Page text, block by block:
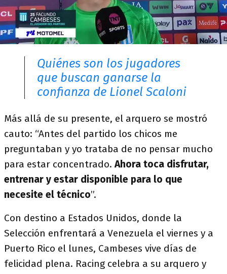
Quiénes son los jugadores
que buscan ganarse la
confianza de Lionel Scaloni
Más allá de su presente, el arquero se mostró
cauto: “Antes del partido los chicos me
preguntaban y yo trataba de no pensar mucho
para estar concentrado. Ahora toca disfrutar,
entrenar y estar disponible para lo que
necesite el técnico”.
Con destino a Estados Unidos, donde la
Selección enfrentará a Venezuela el viernes y a
Puerto Rico el lunes, Cambeses vive días de
felicidad plena. Racing celebra a su arquero y